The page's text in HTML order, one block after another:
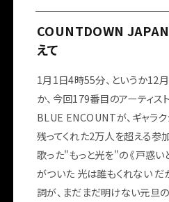
COUNTDOWN
えて
1月1日4時55分、というか12
か、今回179番目のアーティス
BLUE ENCOUNTが、ギャラ
残ってくれた2万人を超える参
歌った"もっと光を"の《戸惑い
がついた 光は誰もくれない だ
詞が、まだまだ明けない元旦